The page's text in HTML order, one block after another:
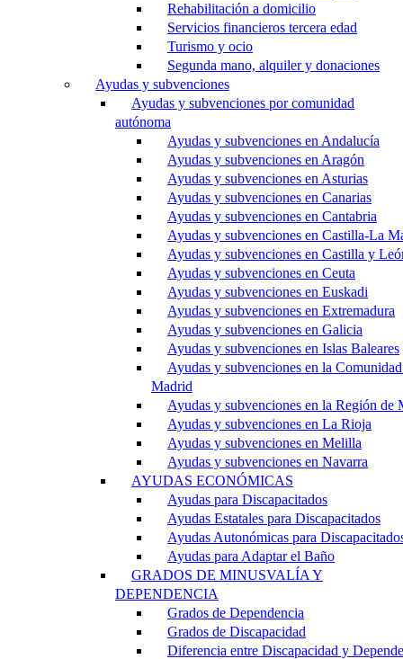
Rehabilitación a domicilio
Servicios financieros tercera edad
Turismo y ocio
Segunda mano, alquiler y donaciones
Ayudas y subvenciones
Ayudas y subvenciones por comunidad
autónoma
Ayudas y subvenciones en Andalucía
Ayudas y subvenciones en Aragón
Ayudas y subvenciones en Asturias
Ayudas y subvenciones en Canarias
Ayudas y subvenciones en Cantabria
Ayudas y subvenciones en Castilla-La
Ayudas y subvenciones en Castilla y
Ayudas y subvenciones en Ceuta
Ayudas y subvenciones en Euskadi
Ayudas y subvenciones en Extremadura
Ayudas y subvenciones en Galicia
Ayudas y subvenciones en Islas Baleares
Ayudas y subvenciones en la
Madrid
Ayudas y subvenciones en la Región de
Ayudas y subvenciones en La Rioja
Ayudas y subvenciones en Melilla
Ayudas y subvenciones en Navarra
AYUDAS ECONÓMICAS
Ayudas para Discapacitados
Ayudas Estatales para Discapacitados
Ayudas Autonómicas para
Ayudas para Adaptar el Baño
GRADOS DE MINUSVALÍA Y
DEPENDENCIA
Grados de Dependencia
Grados de Discapacidad
Diferencia entre Discapacidad y